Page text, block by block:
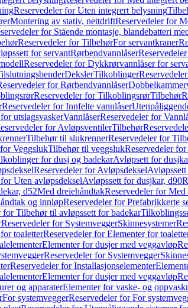
Reservedeler for Uten integrert belysning
Montering av stativ, nettdriftReservedeler for
for Stående montasje, blandebatteri
Reservedeler for TilbehørFor servantkraner
for servantRørbendvannlåser
Reservedeler for Dykkrørvannlåser for
DekslerTilkoblinger
for Rørbendvannlåser
Reservedeler for TilkoblingsrørTilbehør
Reservedeler for Innfelte vannlåser
utslagsvaskerVannlåserReservedeler for
for AvløpsventilerTilbehør
Tilbehør til slukrennerReservedeler for
VeggslukTilbehør til veggslukReservedeler
for dusj og badekarAvløpsett for
Reservedeler for Avløpsdeksel
Uten avløpsdekselAvløpssett for dusjkar, d90
d52Med dreiehåndtakReservedeler for Med
og innløpReservedeler for Prefabrikkerte
for Tilbehør til avløpssett for badekar
Reservedeler for SystemveggerSkinnesystemer
toaletterReservedeler for Elementer for
Elementer for dusjer med veggavløp
Reservedeler for Systemvegger
Reservedeler for Installasjonselementer
Elementer for dusjer med veggavløp
og apparaterElementer for vaske- og
For systemveggerReservedeler for For